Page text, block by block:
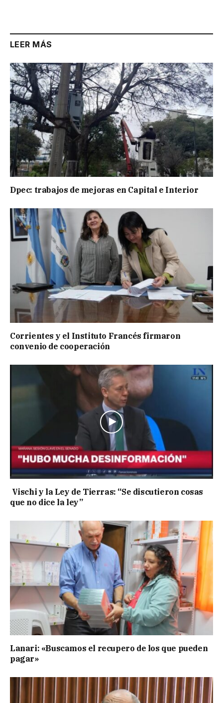
LEER MÁS
Dpec: trabajos de mejoras en Capital e Interior
Corrientes y el Instituto Francés firmaron
convenio de cooperación
Vischi y la Ley de Tierras: “Se discutieron cosas
que no dice la ley”
Lanari: «Buscamos el recupero de los que pueden
pagar»